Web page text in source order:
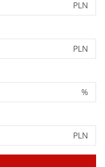
PLN
PLN
%
PLN